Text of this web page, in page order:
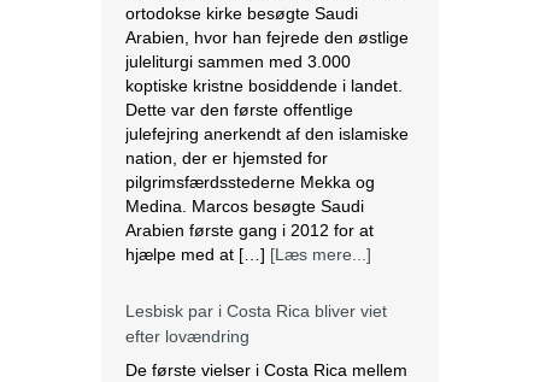
ortodokse kirke besøgte Saudi
Arabien, hvor han fejrede den østlige
juleliturgi sammen med 3.000
koptiske kristne bosiddende i landet.
Dette var den første offentlige
julefejring anerkendt af den islamiske
nation, der er hjemsted for
pilgrimsfærdsstederne Mekka og
Medina. Marcos besøgte Saudi
Arabien første gang i 2012 for at
hjælpe med at […] [Læs mere...]
Lesbisk par i Costa Rica bliver viet
efter lovændring
De første vielser i Costa Rica mellem